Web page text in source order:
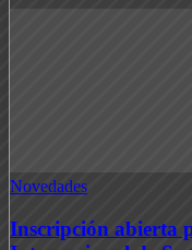
Novedades
Inscripción abierta